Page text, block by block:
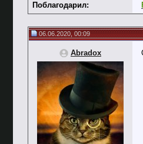
Поблагодарил:
06.06.2020, 00:09
Abradox